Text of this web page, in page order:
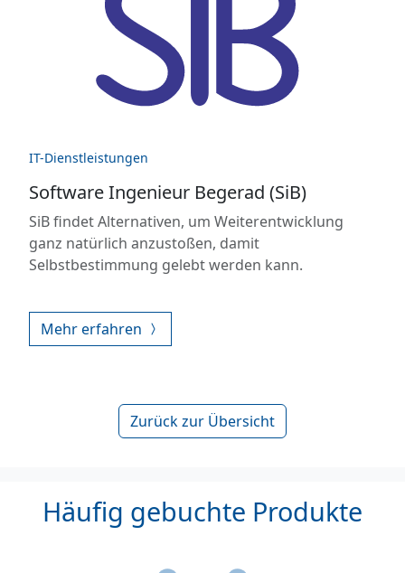
IT-Dienstleistungen
Software Ingenieur Begerad (SiB)
SiB findet Alternativen, um Weiterentwicklung
ganz natürlich anzustoßen, damit
Selbstbestimmung gelebt werden kann.
Mehr erfahren
Zurück zur Übersicht
Häufig gebuchte Produkte